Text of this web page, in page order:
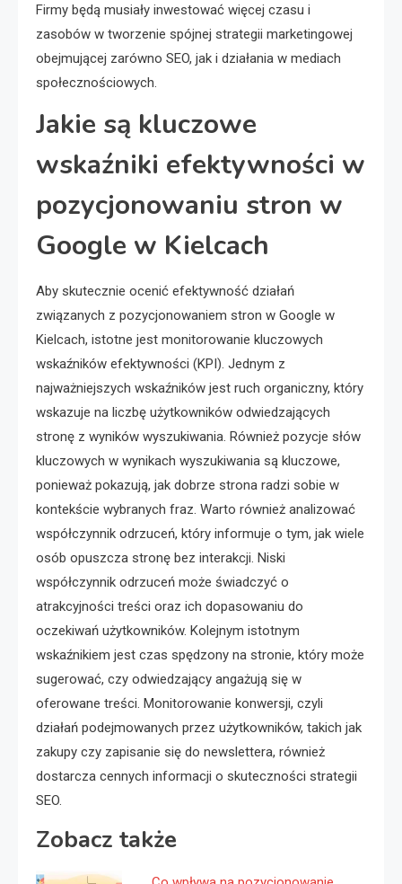
Firmy będą musiały inwestować więcej czasu i
zasobów w tworzenie spójnej strategii marketingowej
obejmującej zarówno SEO, jak i działania w mediach
społecznościowych.
Jakie są kluczowe
wskaźniki efektywności w
pozycjonowaniu stron w
Google w Kielcach
Aby skutecznie ocenić efektywność działań
związanych z pozycjonowaniem stron w Google w
Kielcach, istotne jest monitorowanie kluczowych
wskaźników efektywności (KPI). Jednym z
najważniejszych wskaźników jest ruch organiczny, który
wskazuje na liczbę użytkowników odwiedzających
stronę z wyników wyszukiwania. Również pozycje słów
kluczowych w wynikach wyszukiwania są kluczowe,
ponieważ pokazują, jak dobrze strona radzi sobie w
kontekście wybranych fraz. Warto również analizować
współczynnik odrzuceń, który informuje o tym, jak wiele
osób opuszcza stronę bez interakcji. Niski
współczynnik odrzuceń może świadczyć o
atrakcyjności treści oraz ich dopasowaniu do
oczekiwań użytkowników. Kolejnym istotnym
wskaźnikiem jest czas spędzony na stronie, który może
sugerować, czy odwiedzający angażują się w
oferowane treści. Monitorowanie konwersji, czyli
działań podejmowanych przez użytkowników, takich jak
zakupy czy zapisanie się do newslettera, również
dostarcza cennych informacji o skuteczności strategii
SEO.
Zobacz także